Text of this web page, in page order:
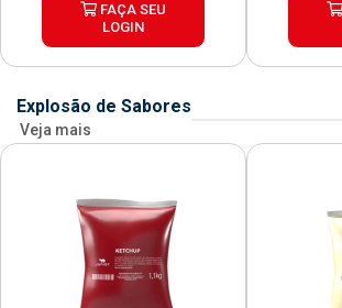
FAÇA SEU
LOGIN
Explosão de Sabores
Veja mais